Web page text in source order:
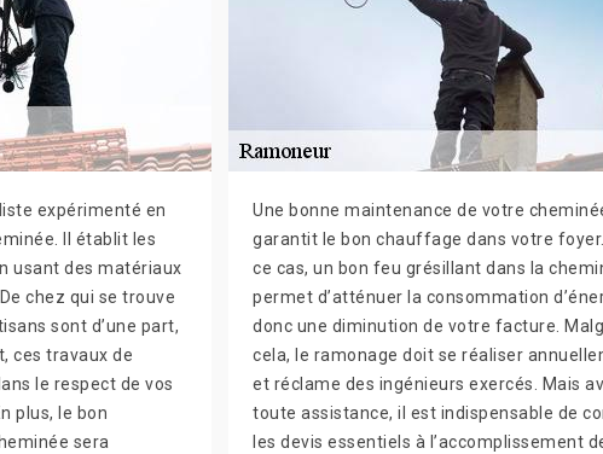
expérimenté en
Il établit les
usant des matériaux
chez qui se trouve
sont d’une part,
ces travaux de
le respect de vos
plus, le bon
sera
Une bonne maintenance de votre
garantit le bon chauffage dans votre
ce cas, un bon feu grésillant dans la
permet d’atténuer la consommation
donc une diminution de votre facture.
cela, le ramonage doit se réaliser
et réclame des ingénieurs exercés. Mais
toute assistance, il est indispensable de
les devis essentiels à l’accomplissement